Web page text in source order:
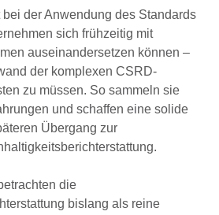
der Anwendung des Standards
sich frühzeitig mit
auseinandersetzen können –
der komplexen CSRD-
zu müssen. So sammeln sie
und schaffen eine solide
Übergang zur
die
bislang als reine